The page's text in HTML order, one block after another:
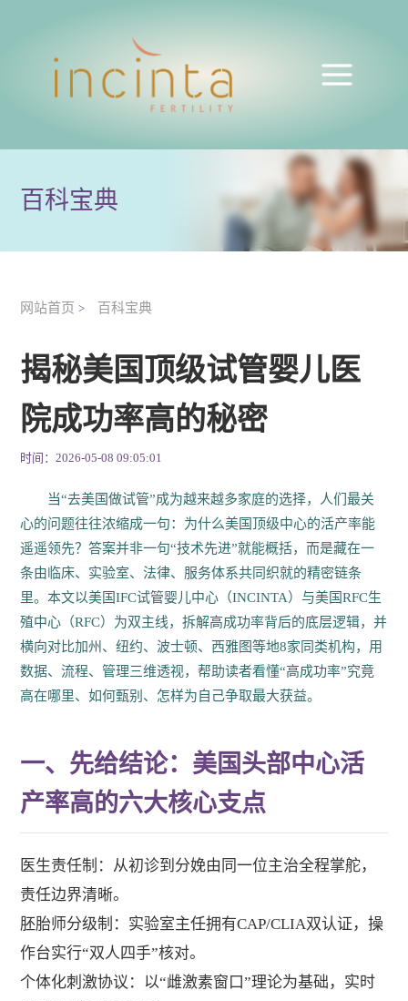
百科宝典
网站首页 > 百科宝典
揭秘美国顶级试管婴儿医
院成功率高的秘密
时间：2026-05-08 09:05:01
当“去美国做试管”成为越来越多家庭的选择，人们最关
心的问题往往浓缩成一句：为什么美国顶级中心的活产率能
遥遥领先？答案并非一句“技术先进”就能概括，而是藏在一
条由临床、实验室、法律、服务体系共同织就的精密链条
里。本文以美国IFC试管婴儿中心（INCINTA）与美国RFC生
殖中心（RFC）为双主线，拆解高成功率背后的底层逻辑，并
横向对比加州、纽约、波士顿、西雅图等地8家同类机构，用
数据、流程、管理三维透视，帮助读者看懂“高成功率”究竟
高在哪里、如何甄别、怎样为自己争取最大获益。
一、先给结论：美国头部中心活
产率高的六大核心支点
医生责任制：从初诊到分娩由同一位主治全程掌舵，
责任边界清晰。
胚胎师分级制：实验室主任拥有CAP/CLIA双认证，操
作台实行“双人四手”核对。
个体化刺激协议：以“雌激素窗口”理论为基础，实时